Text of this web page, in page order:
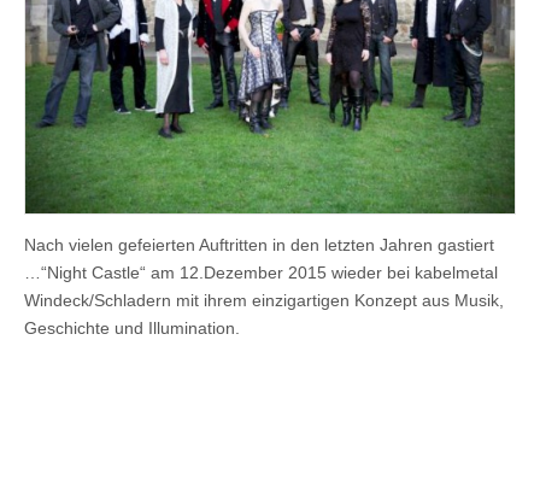
Nach vielen gefeierten Auftritten in den letzten Jahren gastiert
…“Night Castle“ am 12.Dezember 2015 wieder bei kabelmetal
Windeck/Schladern mit ihrem einzigartigen Konzept aus Musik,
Geschichte und Illumination.